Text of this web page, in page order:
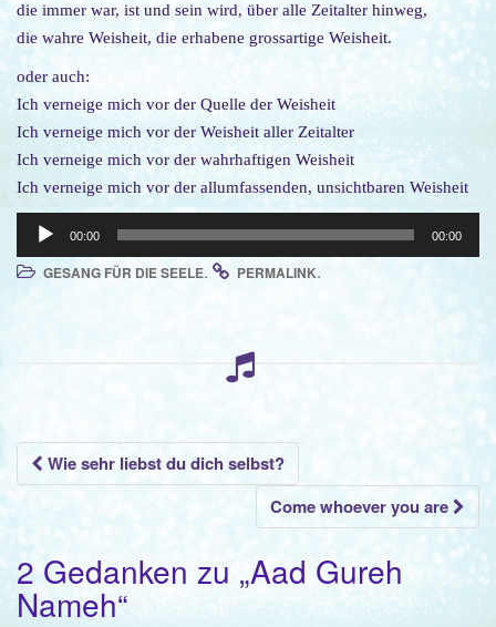
die immer war, ist und sein wird, über alle Zeitalter hinweg,
die wahre Weisheit, die erhabene grossartige Weisheit.
oder auch:
Ich verneige mich vor der Quelle der Weisheit
Ich verneige mich vor der Weisheit aller Zeitalter
Ich verneige mich vor der wahrhaftigen Weisheit
Ich verneige mich vor der allumfassenden, unsichtbaren Weisheit
Audio-
Player
00:00 00:00
GESANG FÜR DIE SEELE. PERMALINK.
Beitrags-
Navigation
Wie sehr liebst du dich selbst?
Come whoever you are
2 Gedanken zu „Aad Gureh
Nameh“